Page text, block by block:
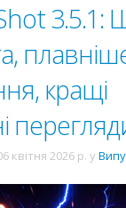
кращі
квітня 2026 р. у